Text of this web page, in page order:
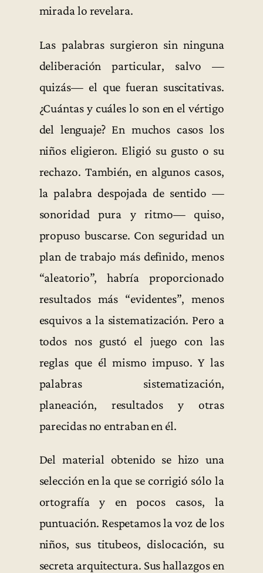
mirada lo revelara.
Las palabras surgieron sin ninguna
deliberación particular, salvo —
quizás— el que fueran suscitativas.
¿Cuántas y cuáles lo son en el vértigo
del lenguaje? En muchos casos los
niños eligieron. Eligió su gusto o su
rechazo. También, en algunos casos,
la palabra despojada de sentido —
sonoridad pura y ritmo— quiso,
propuso buscarse. Con seguridad un
plan de trabajo más definido, menos
“aleatorio”, habría proporcionado
resultados más “evidentes”, menos
esquivos a la sistematización. Pero a
todos nos gustó el juego con las
reglas que él mismo impuso. Y las
palabras sistematización,
planeación, resultados y otras
parecidas no entraban en él.
Del material obtenido se hizo una
selección en la que se corrigió sólo la
ortografía y en pocos casos, la
puntuación. Respetamos la voz de los
niños, sus titubeos, dislocación, su
secreta arquitectura. Sus hallazgos en